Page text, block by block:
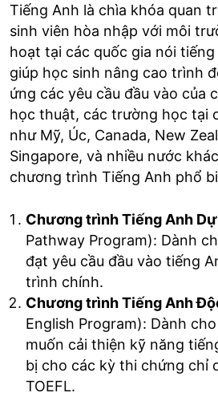
Tiếng Anh là chìa khóa quan
sinh viên hòa nhập với môi
hoạt tại các quốc gia nói tiếng
giúp học sinh nâng cao trình
ứng các yêu cầu đầu vào của
học thuật, các trường học tại
như Mỹ, Úc, Canada, New
Singapore, và nhiều nước
chương trình Tiếng Anh phổ
Chương trình Tiếng Anh
Pathway Program): Dành
đạt yêu cầu đầu vào tiếng
trình chính.
Chương trình Tiếng Anh
English Program): Dành
muốn cải thiện kỹ năng
bị cho các kỳ thi chứng chỉ
TOEFL.